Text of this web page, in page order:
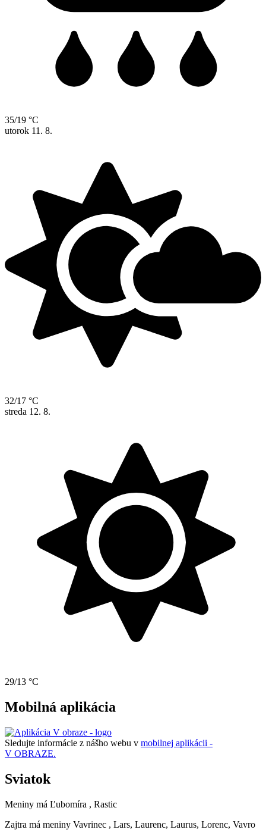
35/19 °C
utorok 11. 8.
32/17 °C
streda 12. 8.
29/13 °C
Mobilná aplikácia
Sledujte informácie z nášho webu v mobilnej aplikácii -
V OBRAZE.
Sviatok
Meniny má Ľubomíra , Rastic
Zajtra má meniny Vavrinec , Lars, Laurenc, Laurus, Lorenc, Vavro